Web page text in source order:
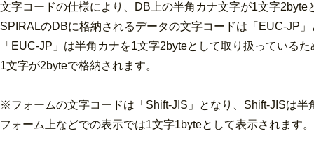
文字コードの仕様により、DB上の半角カナ文字が1文字2byte
SPIRALのDBに格納されるデータの文字コードは「EUC-JP」
「EUC-JP」は半角カナを1文字2byteとして取り扱っている
1文字が2byteで格納されます。
※フォームの文字コードは「Shift-JIS」となり、Shift-JISは半
フォーム上などでの表示では1文字1byteとして表示されます。